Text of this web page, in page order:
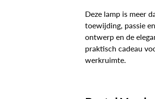
Deze lamp is meer
toewijding, passie
ontwerp en de
praktisch cadeau
werkruimte.